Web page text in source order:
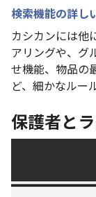
検索機能の詳し
カシカンには他
アリングや、グ
せ機能、物品の
ど、細かなルー
保護者と